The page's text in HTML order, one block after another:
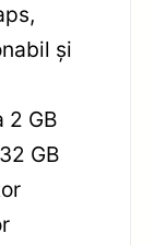
și
2 GB
GB